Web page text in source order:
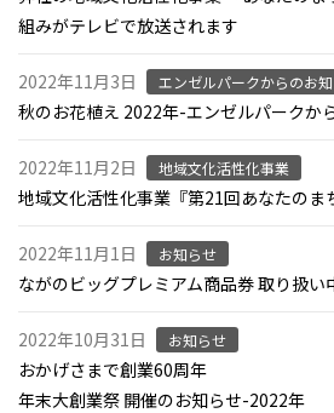
組みがテレビで放送されます
2022年11月3日 エンゼルパークからのお
秋のお花植え 2022年-エンゼルパークか
2022年11月2日 地域文化活性化事業
地域文化活性化事業『第21回あなたのま
2022年11月1日 お知らせ
ながのビッグプレミアム商品券 取り扱い
2022年10月31日 お知らせ
おかげさまで創業60周年
年末大創業祭 開催のお知らせ-2022年